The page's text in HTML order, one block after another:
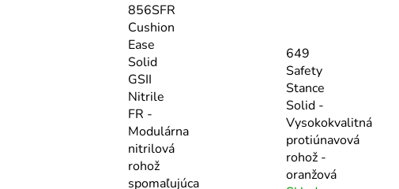
856SFR
Cushion
Ease
Solid
GSII
Nitrile
FR -
Modulárna
nitrilová
rohož
spomaľujúca
649
Safety
Stance
Solid -
Vysokokvalitná
protiúnavová
rohož -
oranžová